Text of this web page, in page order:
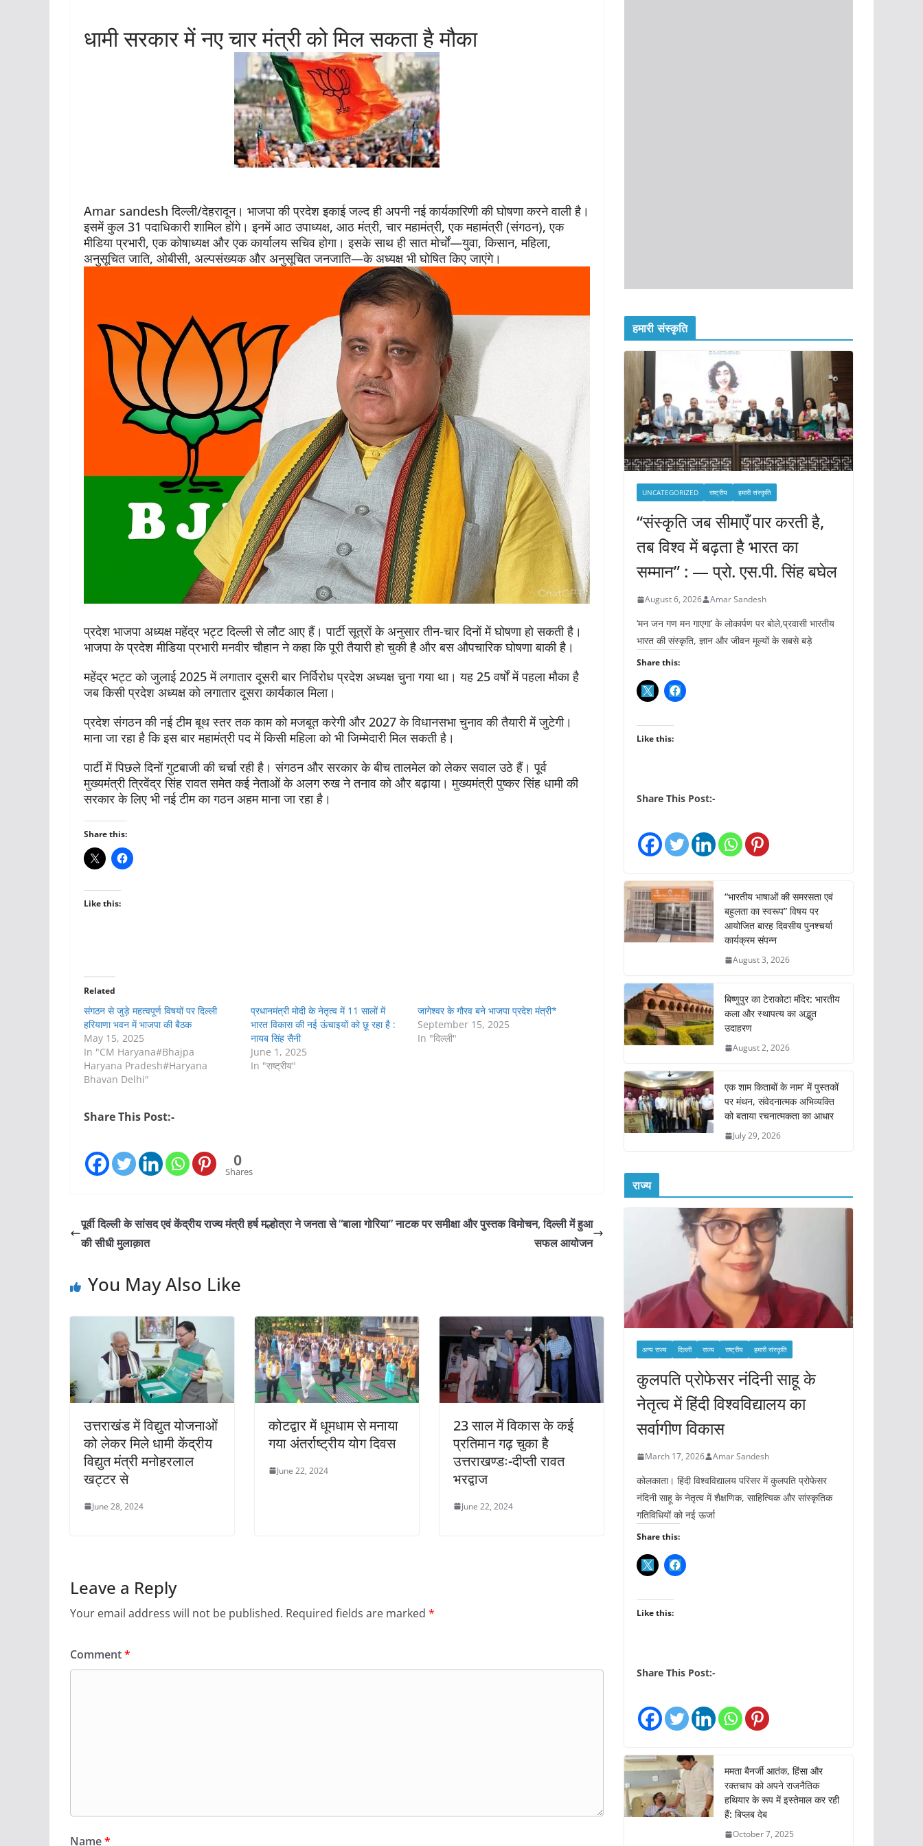
धामी सरकार में नए चार मंत्री को मिल सकता है मौका
Amar sandesh दिल्ली/देहरादून। भाजपा की प्रदेश इकाई जल्द ही अपनी नई कार्यकारिणी की घोषणा करने वाली है।
इसमें कुल 31 पदाधिकारी शामिल होंगे। इनमें आठ उपाध्यक्ष, आठ मंत्री, चार महामंत्री, एक महामंत्री (संगठन), एक
मीडिया प्रभारी, एक कोषाध्यक्ष और एक कार्यालय सचिव होगा। इसके साथ ही सात मोर्चों—युवा, किसान, महिला,
अनुसूचित जाति, ओबीसी, अल्पसंख्यक और अनुसूचित जनजाति—के अध्यक्ष भी घोषित किए जाएंगे।
प्रदेश भाजपा अध्यक्ष महेंद्र भट्ट दिल्ली से लौट आए हैं। पार्टी सूत्रों के अनुसार तीन-चार दिनों में घोषणा हो सकती है।
भाजपा के प्रदेश मीडिया प्रभारी मनवीर चौहान ने कहा कि पूरी तैयारी हो चुकी है और बस औपचारिक घोषणा बाकी है।
महेंद्र भट्ट को जुलाई 2025 में लगातार दूसरी बार निर्विरोध प्रदेश अध्यक्ष चुना गया था। यह 25 वर्षों में पहला मौका है
जब किसी प्रदेश अध्यक्ष को लगातार दूसरा कार्यकाल मिला।
प्रदेश संगठन की नई टीम बूथ स्तर तक काम को मजबूत करेगी और 2027 के विधानसभा चुनाव की तैयारी में जुटेगी।
माना जा रहा है कि इस बार महामंत्री पद में किसी महिला को भी जिम्मेदारी मिल सकती है।
पार्टी में पिछले दिनों गुटबाजी की चर्चा रही है। संगठन और सरकार के बीच तालमेल को लेकर सवाल उठे हैं। पूर्व
मुख्यमंत्री त्रिवेंद्र सिंह रावत समेत कई नेताओं के अलग रुख ने तनाव को और बढ़ाया। मुख्यमंत्री पुष्कर सिंह धामी की
सरकार के लिए भी नई टीम का गठन अहम माना जा रहा है।
Share this:
Like this:
Related
संगठन से जुड़े महत्वपूर्ण विषयों पर दिल्ली
हरियाणा भवन में भाजपा की बैठक
May 15, 2025
In "CM Haryana#Bhajpa
Haryana Pradesh#Haryana
Bhavan Delhi"
प्रधानमंत्री मोदी के नेतृत्व में 11 सालों में
भारत विकास की नई ऊंचाइयों को छू रहा है :
नायब सिंह सैनी
June 1, 2025
In "राष्ट्रीय"
जागेश्वर के गौरव बने भाजपा प्रदेश मंत्री*
September 15, 2025
In "दिल्ली"
Share This Post:-
0
Shares
पूर्वी दिल्ली के सांसद एवं केंद्रीय राज्य मंत्री हर्ष मल्होत्रा ने जनता से
की सीधी मुलाक़ात
“बाला गोरिया” नाटक पर समीक्षा और पुस्तक विमोचन, दिल्ली में हुआ
सफल आयोजन
You May Also Like
उत्तराखंड में विद्युत योजनाओं
को लेकर मिले धामी केंद्रीय
विद्युत मंत्री मनोहरलाल
खट्टर से
June 28, 2024
कोटद्वार में धूमधाम से मनाया
गया अंतर्राष्ट्रीय योग दिवस
June 22, 2024
23 साल में विकास के कई
प्रतिमान गढ़ चुका है
उत्तराखण्डः-दीप्ती रावत
भरद्वाज
June 22, 2024
Leave a Reply
Your email address will not be published. Required fields are marked *
Comment*
Name*
हमारी संस्कृति
UNCATEGORIZED राष्ट्रीय हमारी संस्कृति
“संस्कृति जब सीमाएँ पार करती है,
तब विश्व में बढ़ता है भारत का
सम्मान” : — प्रो. एस.पी. सिंह बघेल
August 6, 2026 Amar Sandesh
‘मन जन गण मन गाएगा’ के लोकार्पण पर बोले,प्रवासी भारतीय
भारत की संस्कृति, ज्ञान और जीवन मूल्यों के सबसे बड़े
Share this:
Like this:
Share This Post:-
“भारतीय भाषाओं की समरसता एवं
बहुलता का स्वरूप” विषय पर
आयोजित बारह दिवसीय पुनश्चर्या
कार्यक्रम संपन्न
August 3, 2026
बिष्णुपुर का टेराकोटा मंदिर: भारतीय
कला और स्थापत्य का अद्भुत
उदाहरण
August 2, 2026
एक शाम किताबों के नाम’ में पुस्तकों
पर मंथन, संवेदनात्मक अभिव्यक्ति
को बताया रचनात्मकता का आधार
July 29, 2026
राज्य
अन्य राज्य दिल्ली राज्य राष्ट्रीय हमारी संस्कृति
कुलपति प्रोफेसर नंदिनी साहू के
नेतृत्व में हिंदी विश्वविद्यालय का
सर्वागीण विकास
March 17, 2026 Amar Sandesh
कोलकाता। हिंदी विश्वविद्यालय परिसर में कुलपति प्रोफेसर
नंदिनी साहू के नेतृत्व में शैक्षणिक, साहित्यिक और सांस्कृतिक
गतिविधियों को नई ऊर्जा
Share this:
Like this:
Share This Post:-
ममता बैनर्जी आतंक, हिंसा और
रक्तचाप को अपने राजनैतिक
हथियार के रूप में इस्तेमाल कर रही
हैं: बिप्लब देब
October 7, 2025